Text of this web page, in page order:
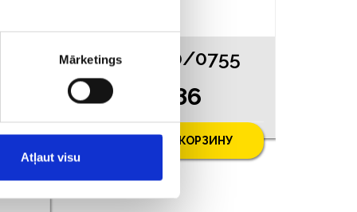
Mārketings
Atļaut visu
Кулон 20/0755
€ 7.86
ДОБАВИТЬ В КОРЗИНУ